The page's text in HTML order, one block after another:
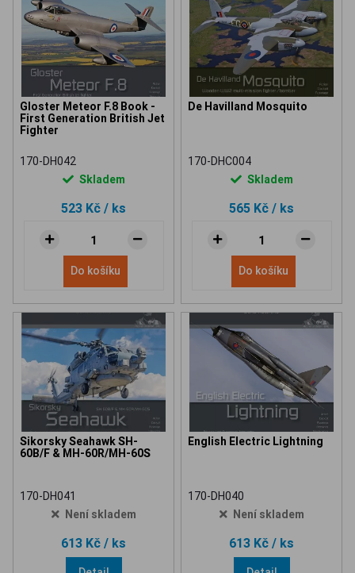
Gloster Meteor F.8 Book -
First Generation British Jet
Fighter
170-DH042
Skladem
523 Kč / ks
Do košíku
De Havilland Mosquito
170-DHC004
Skladem
565 Kč / ks
Do košíku
Sikorsky Seahawk SH-
60B/F & MH-60R/MH-60S
170-DH041
Není skladem
613 Kč / ks
English Electric Lightning
170-DH040
Není skladem
613 Kč / ks